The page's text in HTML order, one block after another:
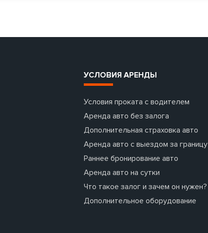
УСЛОВИЯ АРЕНДЫ
Условия проката с водителем
Аренда авто без залога
Дополнительная страховка авто
Аренда авто с выездом за границу
Раннее бронирование авто
Аренда авто на сутки
Что такое залог и зачем он нужен?
Дополнительное оборудование